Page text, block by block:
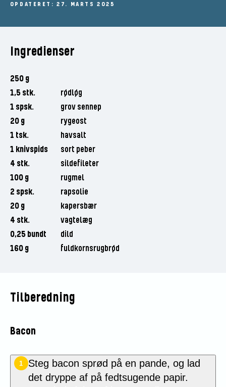
OPDATERET: 27. MARTS 2025
Ingredienser
250 g
1,5 stk.
rødløg
1 spsk.
grov sennep
20 g
rygeost
1 tsk.
havsalt
1 knivspids
sort peber
4 stk.
sildefileter
100 g
rugmel
2 spsk.
rapsolie
20 g
kapersbær
4 stk.
vagtelæg
0,25 bundt
dild
160 g
fuldkornsrugbrød
Tilberedning
Bacon
1 Steg bacon sprød på en pande, og lad
det dryppe af på fedtsugende papir.